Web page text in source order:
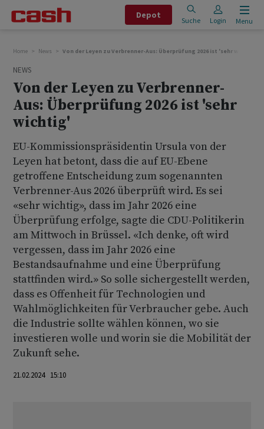
Depot
Suche Login Menu
Home News Von der Leyen zu Verbrenner-Aus: Überprüfung 2026 ist 'sehr wichtig'
NEWS
Von der Leyen zu Verbrenner-
Aus: Überprüfung 2026 ist 'sehr
wichtig'
EU-Kommissionspräsidentin Ursula von der
Leyen hat betont, dass die auf EU-Ebene
getroffene Entscheidung zum sogenannten
Verbrenner-Aus 2026 überprüft wird. Es sei
«sehr wichtig», dass im Jahr 2026 eine
Überprüfung erfolge, sagte die CDU-Politikerin
am Mittwoch in Brüssel. «Ich denke, oft wird
vergessen, dass im Jahr 2026 eine
Bestandsaufnahme und eine Überprüfung
stattfinden wird.» So solle sichergestellt werden,
dass es Offenheit für Technologien und
Wahlmöglichkeiten für Verbraucher gebe. Auch
die Industrie sollte wählen können, wo sie
investieren wolle und worin sie die Mobilität der
Zukunft sehe.
21.02.2024 15:10